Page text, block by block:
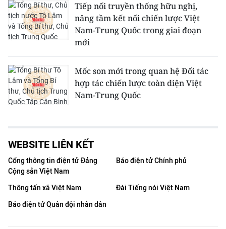
Tiếp nối truyền thống hữu nghị,
nâng tầm kết nối chiến lược Việt
Nam-Trung Quốc trong giai đoạn
mới
Mốc son mới trong quan hệ Đối tác
hợp tác chiến lược toàn diện Việt
Nam-Trung Quốc
WEBSITE LIÊN KẾT
Cổng thông tin điện tử Đảng
Cộng sản Việt Nam
Báo điện tử Chính phủ
Thông tấn xã Việt Nam
Đài Tiếng nói Việt Nam
Báo điện tử Quân đội nhân dân